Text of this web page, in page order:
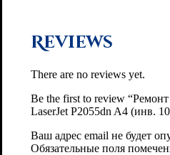
Reviews
There are no reviews yet.
Be the first to review
LaserJet P2055dn A4 (инв.
Ваш адрес email не будет
Обязательные поля